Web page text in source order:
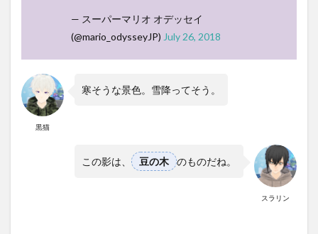
— スーパーマリオ オデッセイ
(@mario_odysseyJP) July 26, 2018
黒猫
寒そうな景色。雪降ってそう。
スラリン
この影は、 豆の木 のものだね。